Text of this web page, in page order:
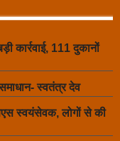
कार्रवाई, 111 दुकानों
स्वतंत्र देव
स्वयंसेवक, लोगों से की